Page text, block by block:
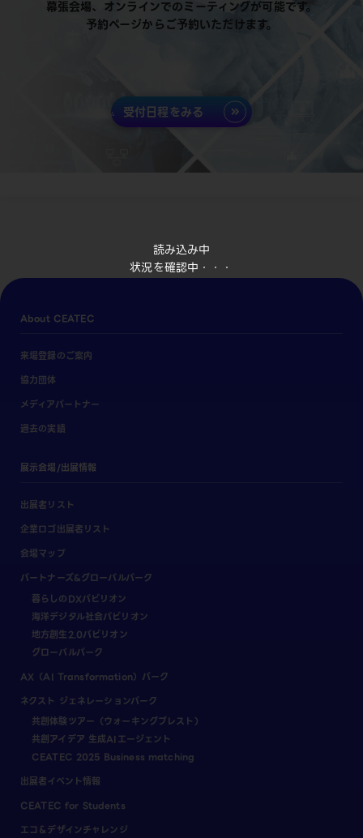
読み込み中
状況を確認中・・・
幕張会場、オンラインでのミーティングが可能です。
予約ページからご予約いただけます。
受付日程をみる
About CEATEC
来場登録のご案内
協力団体
メディアパートナー
過去の実績
展示会場/出展情報
出展者リスト
企業ロゴ出展者リスト
会場マップ
パートナーズ&グローバルパーク
暮らしのDXパビリオン
海洋デジタル社会パビリオン
地方創生2.0パビリオン
グローバルパーク
AX（AI Transformation）パーク
ネクスト ジェネレーションパーク
共創体験ツアー（ウォーキングブレスト）
共創アイデア 生成AIエージェント
CEATEC 2025 Business matching
出展者イベント情報
CEATEC for Students
エコ＆デザインチャレンジ